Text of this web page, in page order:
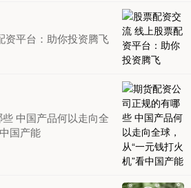
资平台：助你投资腾飞
中国产品何以走向全
国产能